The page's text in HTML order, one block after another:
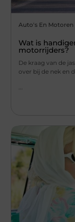
Auto's En Motoren
Wat is
motorrijders?
De kraag van de
over bij de nek en
...